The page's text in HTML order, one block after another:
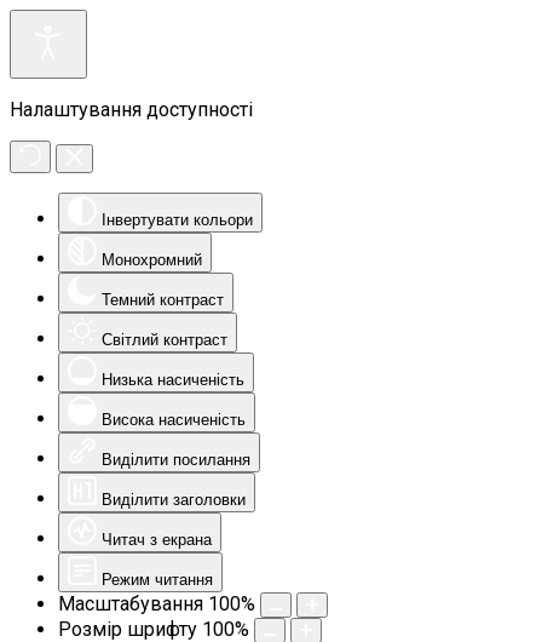
Налаштування доступності
Інвертувати кольори
Монохромний
Темний контраст
Світлий контраст
Низька насиченість
Висока насиченість
Виділити посилання
Виділити заголовки
Читач з екрана
Режим читання
Масштабування 100%
Розмір шрифту 100%